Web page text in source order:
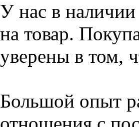
У нас в
на товар.
уверены в том,
Большой опыт